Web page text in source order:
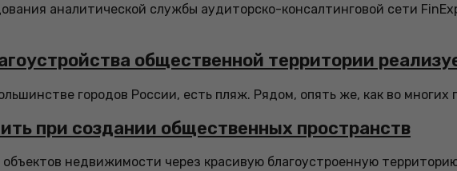
аналитической службы аудиторско-консалтинговой сети
общественной территории
городов России, есть пляж. Рядом, опять же, как во многих
при создании общественных пространств
недвижимости через красивую благоустроенную